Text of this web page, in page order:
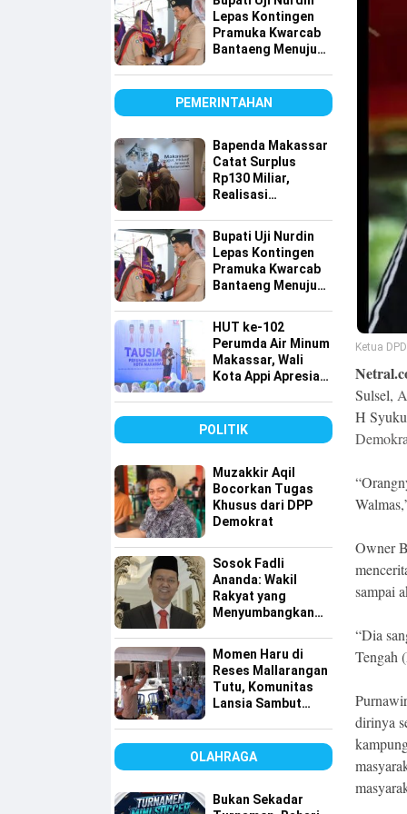
Lepas Kontingen
Pramuka Kwarcab
Bantaeng Menuju
PEMERINTAHAN
Bapenda Makassar
Catat Surplus
Rp130 Miliar,
Realisasi
Bupati Uji Nurdin
Lepas Kontingen
Pramuka Kwarcab
Bantaeng Menuju
HUT ke-102
Perumda Air Minum
Makassar, Wali
Kota Appi Apresiasi
Pelayanan Air
Bersih
POLITIK
Muzakkir Aqil
Bocorkan Tugas
Khusus dari DPP
Demokrat
Sosok Fadli
Ananda: Wakil
Rakyat yang
Menyumbangkan
Kurang Mampu
Momen Haru di
Reses Mallarangan
Tutu, Komunitas
Lansia Sambut
OLAHRAGA
Bukan Sekadar
Ketua
Sulsel,
H
Owner
sampai
“Dia
Tengah
dirinya